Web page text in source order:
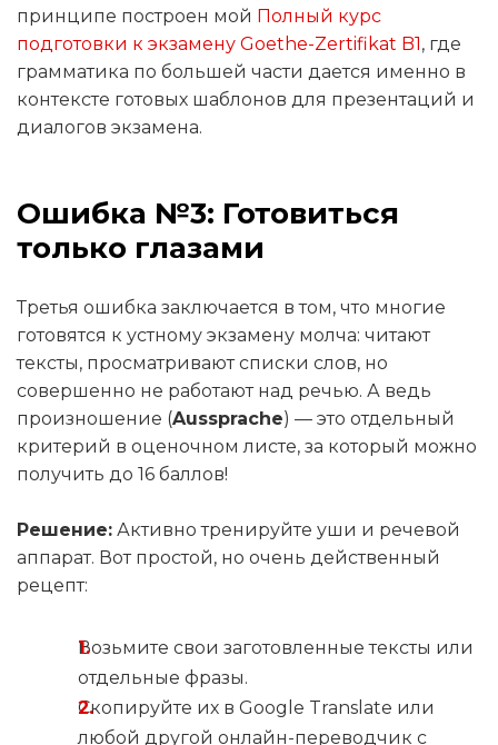
принципе построен мой Полный курс
подготовки к экзамену Goethe-Zertifikat B1, где
грамматика по большей части дается именно в
контексте готовых шаблонов для презентаций и
диалогов экзамена.
Ошибка №3: Готовиться
только глазами
Третья ошибка заключается в том, что многие
готовятся к устному экзамену молча: читают
тексты, просматривают списки слов, но
совершенно не работают над речью. А ведь
произношение (Aussprache) — это отдельный
критерий в оценочном листе, за который можно
получить до 16 баллов!
Решение: Активно тренируйте уши и речевой
аппарат. Вот простой, но очень действенный
рецепт:
Возьмите свои заготовленные тексты или
отдельные фразы.
Скопируйте их в Google Translate или
любой другой онлайн-переводчик с